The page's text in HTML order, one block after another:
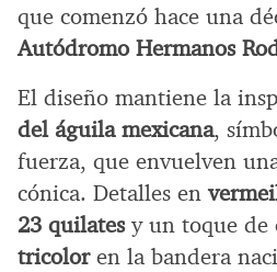
que comenzó hace una
Autódromo Hermanos
El diseño mantiene la
del águila mexicana,
fuerza, que envuelven
cónica. Detalles en
23 quilatesy un toque de
tricoloren la bandera